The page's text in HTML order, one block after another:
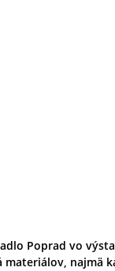
Poprad vo
najmä